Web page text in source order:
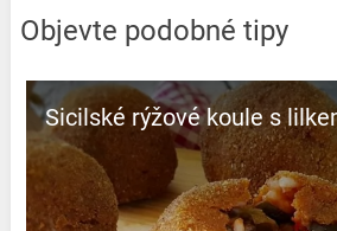
Objevte podobné tipy
Sicilské rýžové koule s